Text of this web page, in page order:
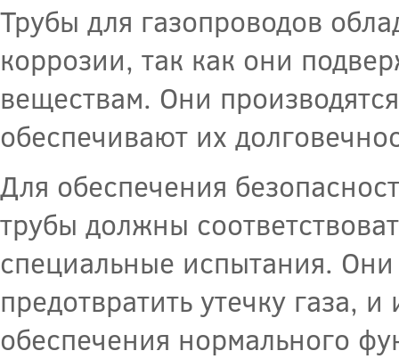
Трубы для газопроводов
коррозии, так как они
веществам. Они
обеспечивают их
Для обеспечения
трубы должны
специальные испытания.
предотвратить утечку газа,
обеспечения нормального